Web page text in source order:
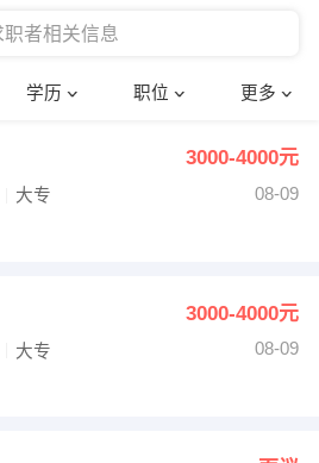
学历 职位 更多
护士
确定
3000-4000元
大专
08-09
3000-4000元
大专
08-09